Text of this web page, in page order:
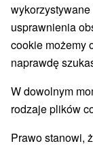
Opinii Google
Nábrežie
028 01 Trstená
usprawnienia
cookie możemy
naprawdę
W dowolnym
rodzaje plików
Prawo stanowi,